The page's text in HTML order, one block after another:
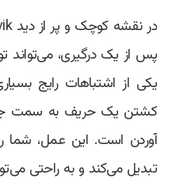
پس از یک درگیری،
یکی از اشتباهات رایج
کشتن یک حریف به سمت
آوردن است. این عمل، شما
تبدیل می‌کند و به راحتی